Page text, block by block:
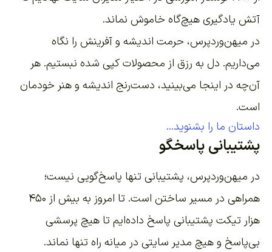
آتش یادگیری هیچ‌گاه خاموش نماند.
در میهن‌وردپرس، حرمت اندیشه و آفرینش را نگاه
می‌داریم. دل به رزق از محصولات کپی شده نبستیم. هر
آن‌چه در اینجا می‌بینید، دست‌رنج اندیشه و هنر خودمان
است.
داستان ما را بشنوید...
پشتیبانی پاسخگو
در میهن‌وردپرس، پشتیبانی تنها پاسخ‌گویی نیست؛
همراهی در مسیر ساختن است. تا امروز به بیش از ۴۵۰
هزار تیکت پشتیبانی پاسخ داده‌ایم تا هیچ پرسشی
بی‌پاسخ و هیچ مدیر سایتی در میانه راه تنها نماند.